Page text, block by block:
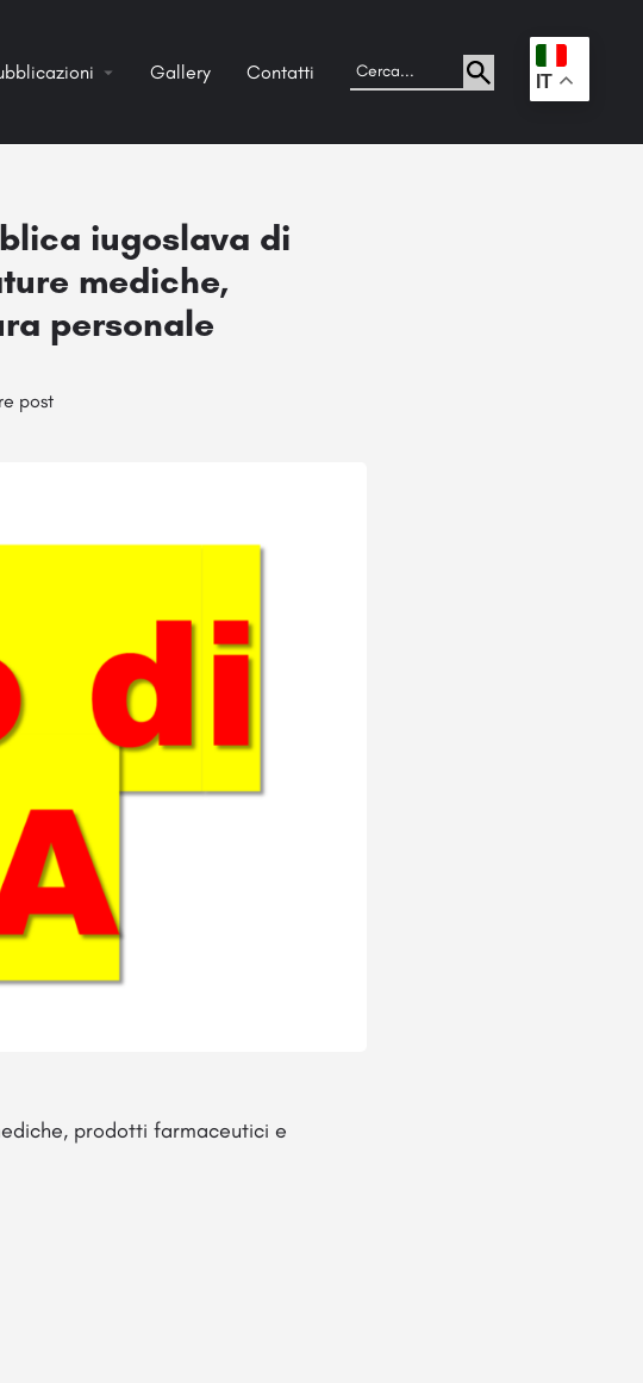
Gallery Contatti . IT
iugoslava di
mediche,
personale
post
prodotti farmaceutici e